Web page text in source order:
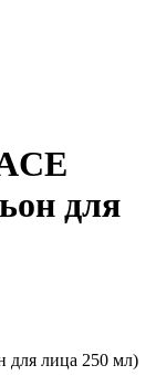
для
для лица 250 мл)